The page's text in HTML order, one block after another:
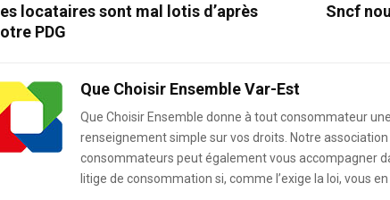
locataires sont mal lotis d’après
PDG
Sncf
Que Choisir Ensemble Var-Est
Que Choisir Ensemble donne à tout consommateur
renseignement simple sur vos droits. Notre
consommateurs peut également vous accompagner
litige de consommation si, comme l’exige la loi, vous